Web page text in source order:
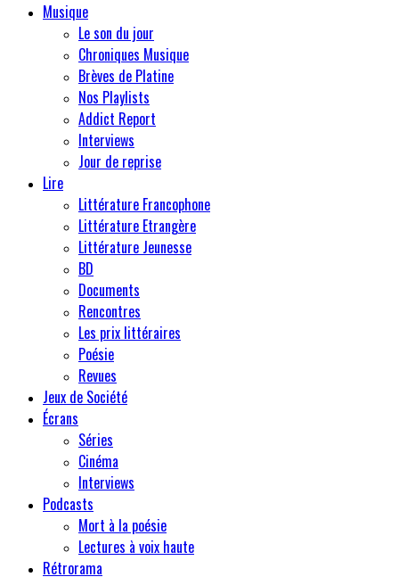
Musique
Le son du jour
Chroniques Musique
Brèves de Platine
Nos Playlists
Addict Report
Interviews
Jour de reprise
Lire
Littérature Francophone
Littérature Etrangère
Littérature Jeunesse
BD
Documents
Rencontres
Les prix littéraires
Poésie
Revues
Jeux de Société
Écrans
Séries
Cinéma
Interviews
Podcasts
Mort à la poésie
Lectures à voix haute
Rétrorama